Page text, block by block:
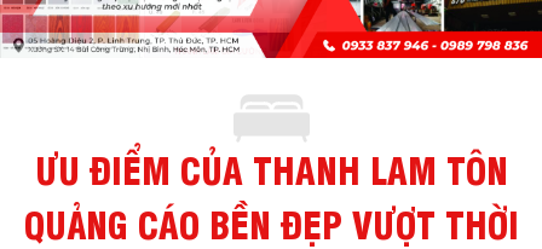
ƯU ĐIỂM CỦA THANH LAM TÔN
QUẢNG CÁO BỀN ĐẸP VƯỢT THỜI